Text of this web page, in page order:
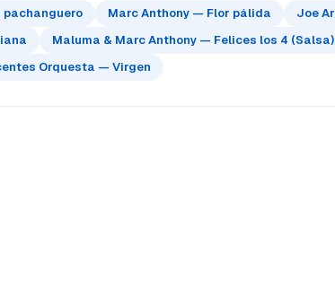
pachanguero Marc Anthony — Flor pálida
Joe
Maluma & Marc Anthony — Felices los 4 (Salsa)
Orquesta — Virgen